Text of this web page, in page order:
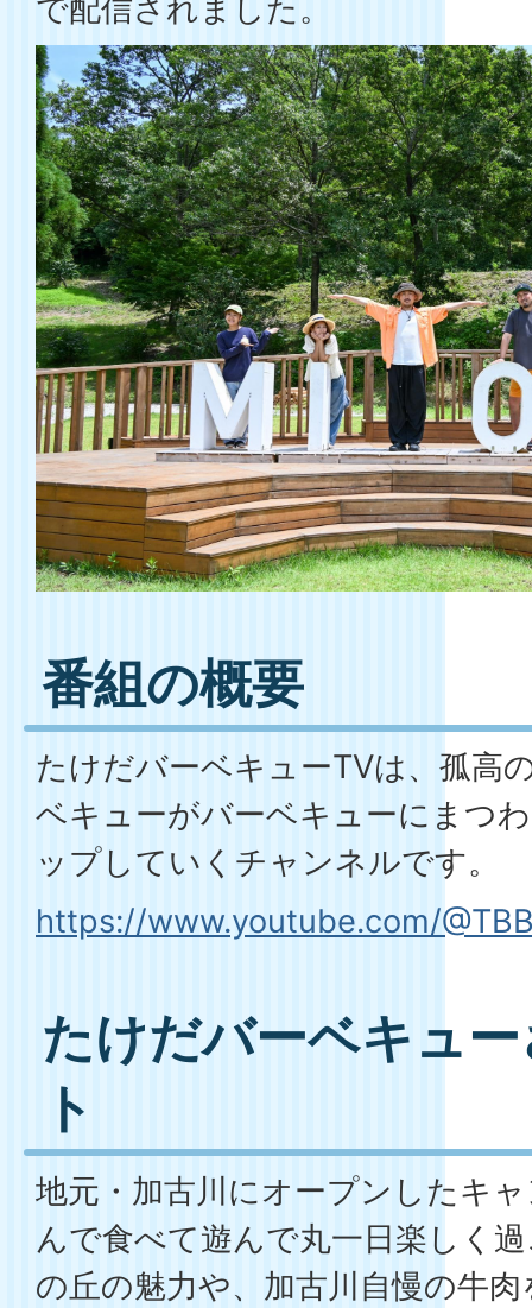
で配信されました。
番組の概要
たけだバーベキューTVは、孤高
ベキューがバーベキューにまつ
ップしていくチャンネルです。
https://www.youtube.com/
たけだバーベキュ
ト
地元・加古川にオープンしたキ
んで食べて遊んで丸一日楽しく
の丘の魅力や、加古川自慢の牛